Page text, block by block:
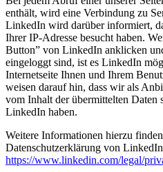
enthält, wird eine Verbindung zu
LinkedIn wird darüber informiert,
Ihrer IP-Adresse besucht haben.
Button” von LinkedIn anklicken
eingeloggt sind, ist es LinkedIn
Internetseite Ihnen und Ihrem
weisen darauf hin, dass wir als
vom Inhalt der übermittelten Daten
LinkedIn haben.
Weitere Informationen hierzu
Datenschutzerklärung von
https://www.linkedin.com/legal/